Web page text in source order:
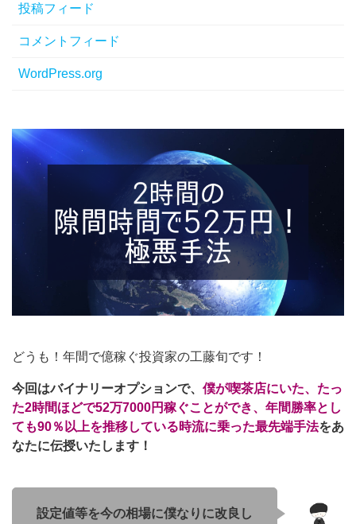
投稿フィード
コメントフィード
WordPress.org
どうも！年間で億稼ぐ投資家の工藤旬です！
今回はバイナリーオプションで、 僕が喫茶店にいた、たっ
た2時間ほどで52万7000円稼ぐことができ、年間勝率とし
ても90％以上を推移している時流に乗った最先端手法をあ
なたに伝授いたします！
設定値等を今の相場に僕なりに改良し